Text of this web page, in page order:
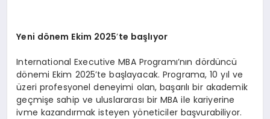
Yeni dönem Ekim 2025’te başlıyor
International Executive MBA Programı’nın dördüncü
dönemi Ekim 2025’te başlayacak. Programa, 10 yıl ve
üzeri profesyonel deneyimi olan, başarılı bir akademik
geçmişe sahip ve uluslararası bir MBA ile kariyerine
ivme kazandırmak isteyen yöneticiler başvurabiliyor.